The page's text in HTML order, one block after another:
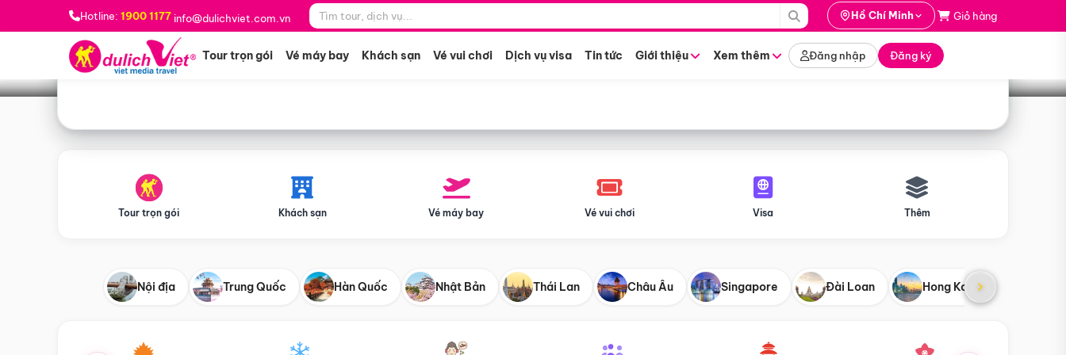
Hotline: 1900 1177 info@dulichviet.com.vn Hồ Chí Minh Giỏ hàng
Tour trọn gói Vé máy bay Khách sạn Vé vui chơi Dịch vụ visa Tin tức Giới thiệu Xem thêm Đăng nhập Đăng ký
Bạn muốn đi đâu? *
Tìm tour
Tour trọn gói Khách sạn Vé máy bay Vé vui chơi Visa Thêm
Nội địa Trung Quốc Hàn Quốc Nhật Bản Thái Lan Châu Âu Singapore Đài Loan Hong Kong